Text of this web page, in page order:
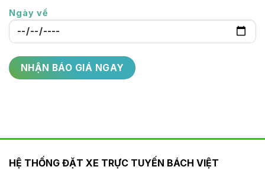
Ngày về
HỆ THỐNG ĐẶT XE TRỰC TUYẾN BÁCH VIỆT